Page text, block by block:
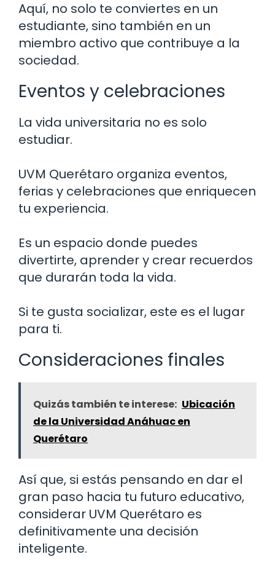
Aquí, no solo te conviertes en un
estudiante, sino también en un
miembro activo que contribuye a la
sociedad.
Eventos y celebraciones
La vida universitaria no es solo
estudiar.
UVM Querétaro organiza eventos,
ferias y celebraciones que enriquecen
tu experiencia.
Es un espacio donde puedes
divertirte, aprender y crear recuerdos
que durarán toda la vida.
Si te gusta socializar, este es el lugar
para ti.
Consideraciones finales
Quizás también te interese: Ubicación
de la Universidad Anáhuac en
Querétaro
Así que, si estás pensando en dar el
gran paso hacia tu futuro educativo,
considerar UVM Querétaro es
definitivamente una decisión
inteligente.